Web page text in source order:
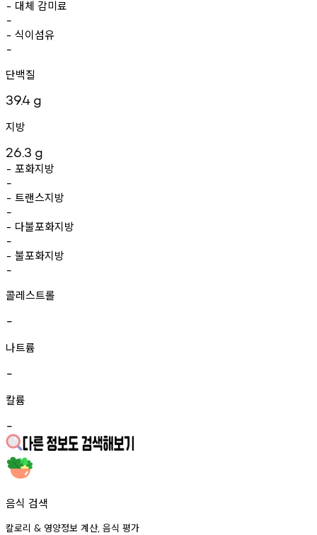
- 대체 감미료
-
- 식이섬유
-
단백질
39.4 g
지방
26.3 g
- 포화지방
-
- 트랜스지방
-
- 다불포화지방
-
- 불포화지방
-
콜레스트롤
-
나트륨
-
칼륨
-
음식 검색
칼로리 & 영양정보 계산, 음식 평가